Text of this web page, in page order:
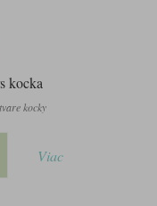
kocka
kocky
Viac